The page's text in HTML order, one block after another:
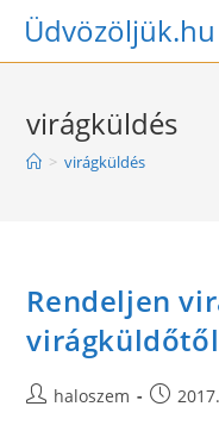
Skip
virágküldés
> virágküldés
Rendeljen
virágküldőtől
Posthaloszem
Post